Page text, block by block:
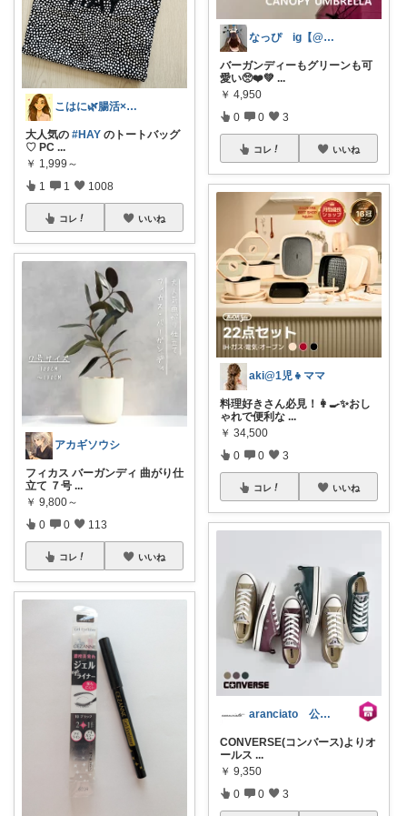
こはに🌿腸活×美容×暮らし
大人気の #HAY のトートバッグ
♡ PC ...
￥ 1,999～
1 1 1008
コレ いいね
アカギソウシ
フィカス バーガンディ 曲がり仕
立て ７号 ...
￥ 9,800～
0 0 113
コレ いいね
なっぴ ig【@nappi__home】
バーガンディーもグリーンも可
愛い🥺❤️💚 ...
￥ 4,950
0 0 3
コレ いいね
aki@1児👧ママ
料理好きさん必見！👩‍🍳✨おし
ゃれで便利な ...
￥ 34,500
0 0 3
コレ いいね
aranciato 公式アカウント
CONVERSE(コンバース)よりオ
ールス ...
￥ 9,350
0 0 3